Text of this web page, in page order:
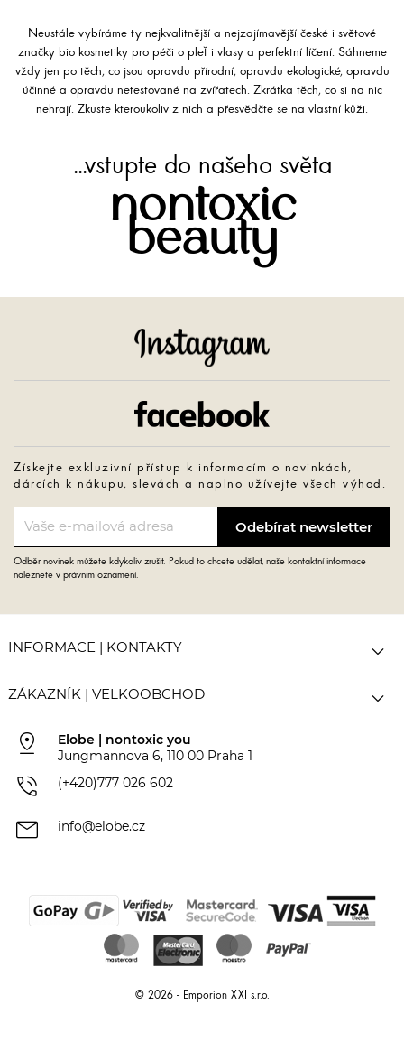
Neustále vybíráme ty nejkvalitnější a nejzajímavější české i světové
značky bio kosmetiky pro péči o pleť i vlasy a perfektní líčení. Sáhneme
vždy jen po těch, co jsou opravdu přírodní, opravdu ekologické, opravdu
účinné a opravdu netestované na zvířatech. Zkrátka těch, co si na nic
nehrají. Zkuste kteroukoliv z nich a přesvědčte se na vlastní kůži.
...vstupte do našeho světa
nontoxic
beauty
Získejte exkluzivní přístup k informacím o novinkách,
dárcích k nákupu, slevách a naplno užívejte všech výhod.
Odběr novinek můžete kdykoliv zrušit. Pokud to chcete udělat, naše kontaktní informace
naleznete v právním oznámení.
INFORMACE | KONTAKTY 
ZÁKAZNÍK | VELKOOBCHOD 
pin_drop
Elobe | nontoxic you
Jungmannova 6, 110 00 Praha 1
phone_in_talk (+420)777 026 602
mail info@elobe.cz
© 2026 - Emporion XXI s.r.o.